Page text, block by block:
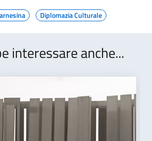
Diplomazia Culturale
interessare anche...